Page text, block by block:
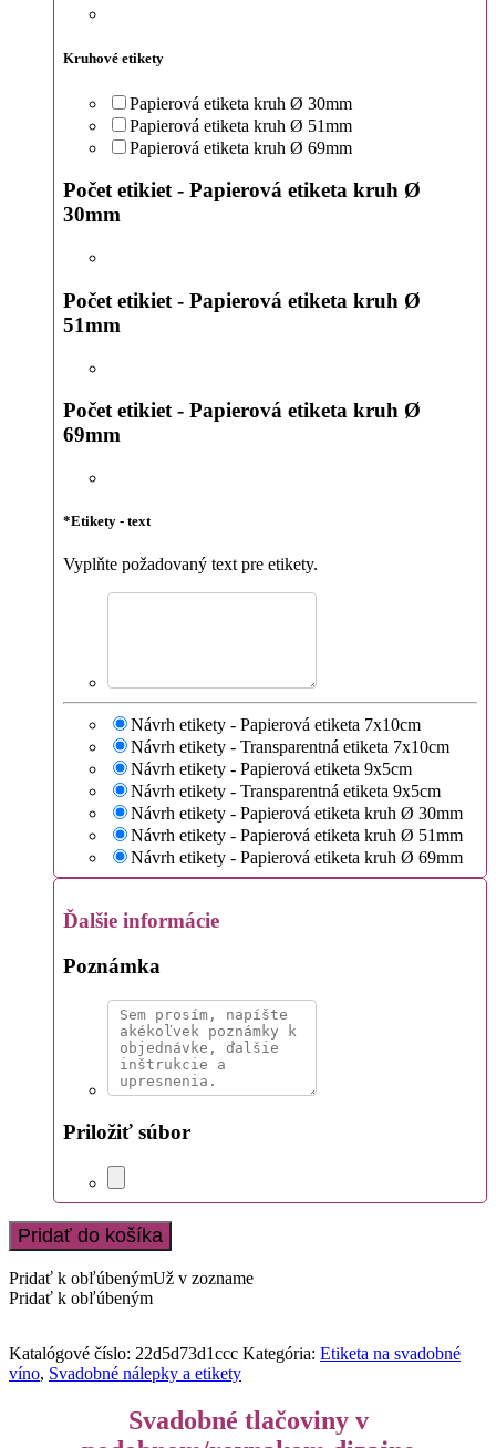
Kruhové etikety
Papierová etiketa kruh Ø 30mm
Papierová etiketa kruh Ø 51mm
Papierová etiketa kruh Ø 69mm
Počet etikiet - Papierová etiketa kruh Ø
30mm
Počet etikiet - Papierová etiketa kruh Ø
51mm
Počet etikiet - Papierová etiketa kruh Ø
69mm
*Etikety - text
Vyplňte požadovaný text pre etikety.
Návrh etikety - Papierová etiketa 7x10cm
Návrh etikety - Transparentná etiketa 7x10cm
Návrh etikety - Papierová etiketa 9x5cm
Návrh etikety - Transparentná etiketa 9x5cm
Návrh etikety - Papierová etiketa kruh Ø 30mm
Návrh etikety - Papierová etiketa kruh Ø 51mm
Návrh etikety - Papierová etiketa kruh Ø 69mm
Ďalšie informácie
Poznámka
Priložiť súbor
Pridať do košíka
Pridať k obľúbenýmUž v zozname
Pridať k obľúbeným
Katalógové číslo: 22d5d73d1ccc Kategória: Etiketa na svadobné
víno, Svadobné nálepky a etikety
Svadobné tlačoviny v